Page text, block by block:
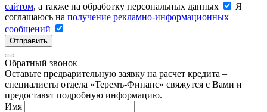
сайтом, а также на обработку персональных данных
Я
соглашаюсь на получение рекламно-информационных
сообщений
Отправить
Обратный звонок
Оставьте предварительную заявку на расчет кредита –
специалисты отдела «Теремъ-Финанс» свяжутся с Вами и
предоставят подробную информацию.
Имя